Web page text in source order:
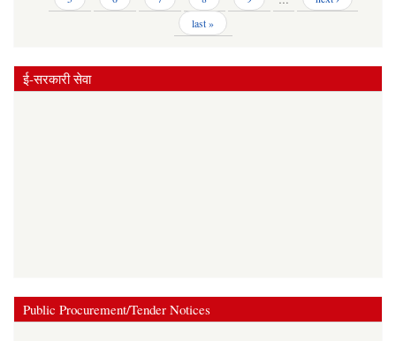
last »
ई-सरकारी सेवा
Public Procurement/Tender Notices